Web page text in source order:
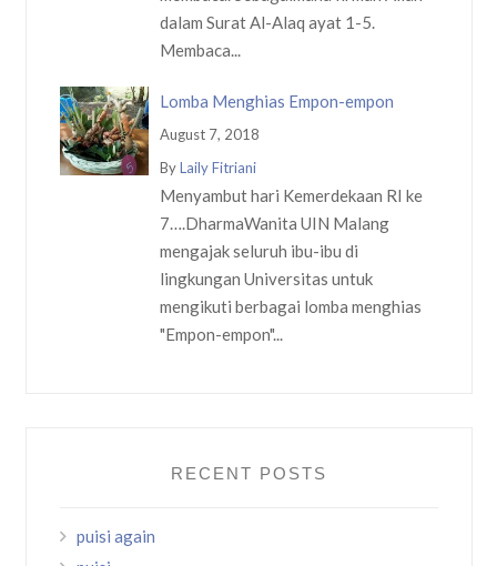
dalam Surat Al-Alaq ayat 1-5.
Membaca...
Lomba Menghias Empon-empon
August 7, 2018
ByLaily Fitriani
Menyambut hari Kemerdekaan RI ke
7….DharmaWanita UIN Malang
mengajak seluruh ibu-ibu di
lingkungan Universitas untuk
mengikuti berbagai lomba menghias
"Empon-empon"...
RECENT POSTS
puisi again